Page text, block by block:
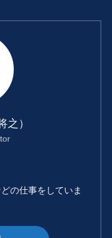
之）
の仕事をしていま